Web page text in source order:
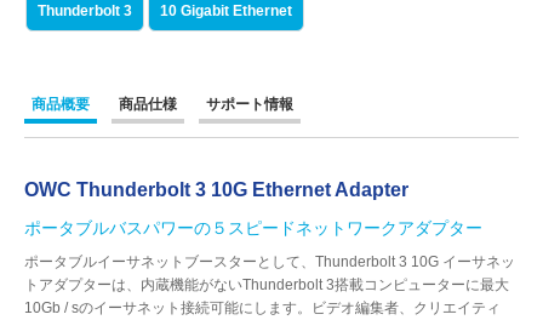
Thunderbolt 3 10 Gigabit Ethernet
商品概要 商品仕様 サポート情報
OWC Thunderbolt 3 10G Ethernet Adapter
ポータブルバスパワーの５スピードネットワークアダプター
ポータブルイーサネットブースターとして、Thunderbolt 3 10G イーサネッ
トアダプターは、内蔵機能がないThunderbolt 3搭載コンピューターに最大
10Gb / sのイーサネット接続可能にします。ビデオ編集者、クリエイティ